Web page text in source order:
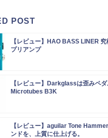
POST
【レビュー】HAO BASS LINER
プリアンプ
【レビュー】Darkglassは歪みペダ
Microtubes B3K
【レビュー】aguilar Tone
ンドを、上質に仕上げる。